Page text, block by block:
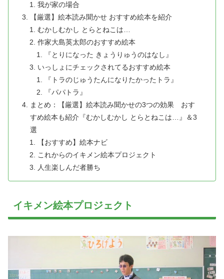
我が家の場合
【厳選】絵本読み聞かせ おすすめ絵本を紹介
むかしむかし とらとねこは…
作家大島英太郎のおすすめ絵本
『とりになった きょうりゅうのはなし』
いっしょにチェックされてるおすすめ絵本
『トラのじゅうたんになりたかったトラ』
『パパトラ』
まとめ：【厳選】絵本読み聞かせの3つの効果 おす
すめ絵本も紹介『むかしむかし とらとねこは…』＆3
選
【おすすめ】絵本ナビ
これからのイキメン絵本プロジェクト
人生楽しんだ者勝ち
イキメン絵本プロジェクト